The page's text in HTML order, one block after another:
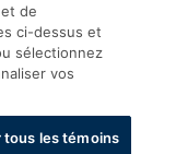
de
ci-dessus et
sélectionnez
vos
tous les témoins